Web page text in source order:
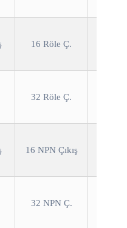
16 Röle Ç.
32 Röle Ç.
16 NPN Çıkış
32 NPN Ç.